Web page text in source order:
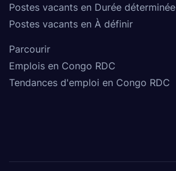
Postes vacants en Durée déterminée
Postes vacants en À définir
Parcourir
Emplois en Congo RDC
Tendances d'emploi en Congo RDC